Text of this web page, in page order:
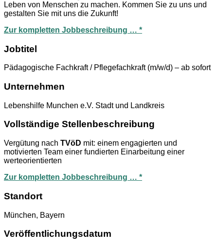
Leben von Menschen zu machen. Kommen Sie zu uns und
gestalten Sie mit uns die Zukunft!
Zur kompletten Jobbeschreibung … *
Jobtitel
Pädagogische Fachkraft / Pflegefachkraft (m/w/d) – ab sofort
Unternehmen
Lebenshilfe Munchen e.V. Stadt und Landkreis
Vollständige Stellenbeschreibung
Vergütung nach TVöD mit: einem engagierten und
motivierten Team einer fundierten Einarbeitung einer
werteorientierten
Zur kompletten Jobbeschreibung … *
Standort
München, Bayern
Veröffentlichungsdatum